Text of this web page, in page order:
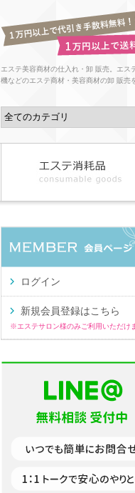
エステ美容商材の仕入れ・卸 販売。エス
機などのエステ商材・美容商材の卸 販売
ログイン
新規会員登録はこちら
※エステサロン様のみご利用いただけま